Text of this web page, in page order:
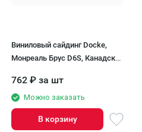
Виниловый сайдинг Docke,
Монреаль Брус D6S, Канадская
762 ₽ за шт
Можно заказать
В корзину